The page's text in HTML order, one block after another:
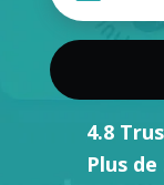
4.8
Plus